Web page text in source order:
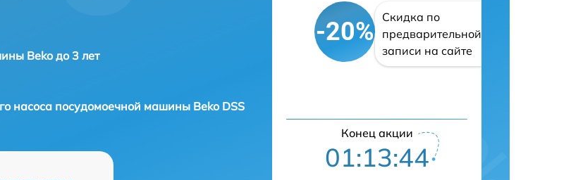
Beko до 3 лет
насоса посудомоечной машины Beko DSS
-20%
Скидка по
предварительной
записи на сайте
Конец акции
01:13:43